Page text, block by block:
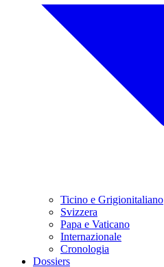
Ticino e Grigionitaliano
Svizzera
Papa e Vaticano
Internazionale
Cronologia
Dossiers